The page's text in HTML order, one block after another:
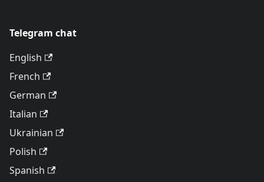
Telegram chat
English
French
German
Italian
Ukrainian
Polish
Spanish